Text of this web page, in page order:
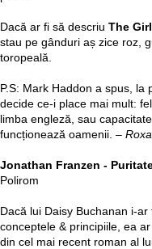
Dacă ar fi să descriu The
stau pe gânduri aș zice roz,
toropeală.
P.S: Mark Haddon a spus,
decide ce-i place mai mult:
limba engleză, sau
funcționează oamenii. –
Jonathan Franzen -
Polirom
Dacă lui Daisy Buchanan i-
conceptele & principiile, ea
din cel mai recent roman al